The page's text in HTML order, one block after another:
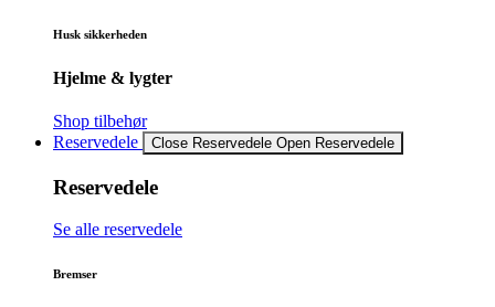
Husk sikkerheden
Hjelme & lygter
Shop tilbehør
Reservedele
Close Reservedele Open Reservedele
Reservedele
Se alle reservedele
Bremser